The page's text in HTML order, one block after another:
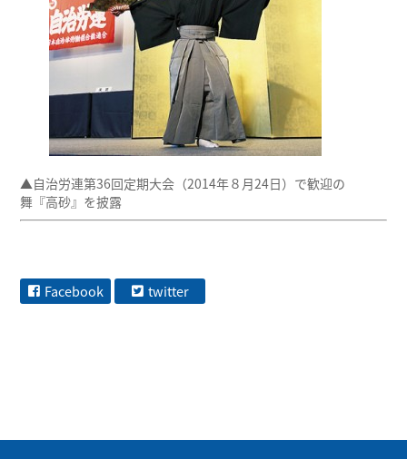
▲自治労連第36回定期大会（2014年８月24日）で歓迎の
舞『高砂』を披露
Facebook twitter